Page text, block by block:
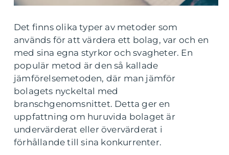
Det finns olika typer av metoder som
används för att värdera ett bolag, var och en
med sina egna styrkor och svagheter. En
populär metod är den så kallade
jämförelsemetoden, där man jämför
bolagets nyckeltal med
branschgenomsnittet. Detta ger en
uppfattning om huruvida bolaget är
undervärderat eller övervärderat i
förhållande till sina konkurrenter.